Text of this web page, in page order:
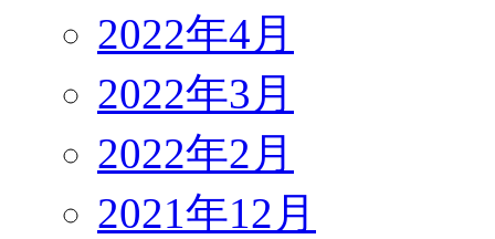
2022年4月
2022年3月
2022年2月
2021年12月